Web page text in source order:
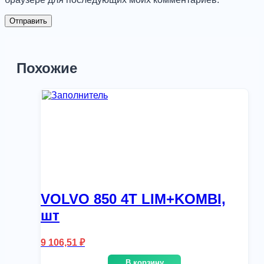
Похожие
VOLVO 850 4T LIM+KOMBI,
шт
9 106,51 ₽